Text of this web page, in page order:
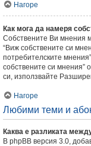
Нагоре
Как мога да намеря
Собствените Ви мнения
“Виж собствените си
потребителските
собствените си мнения”
си, използвайте
Нагоре
Любими теми и
Каква е разликата
В phpBB версия 3.0,